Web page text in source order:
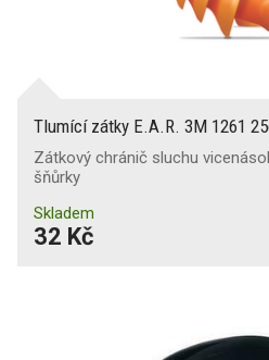
Tlumící zátky E.A.R. 3M 1261
Zátkový chránič sluchu
šňůrky
Skladem
32 Kč